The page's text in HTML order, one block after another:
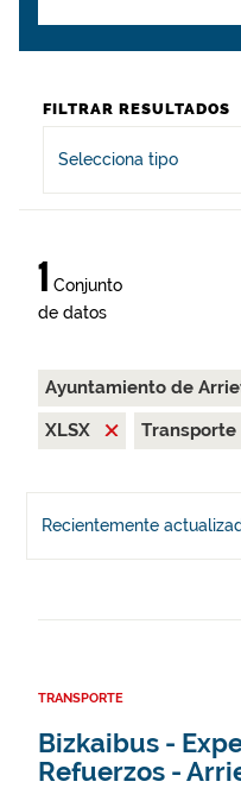
FILTRAR RESULTADOS
Selecciona tipo
1 Conjunto
de datos
Ayuntamiento de
XLSX
Transporte
Recientemente
TRANSPORTE
Bizkaibus -
Refuerzos -